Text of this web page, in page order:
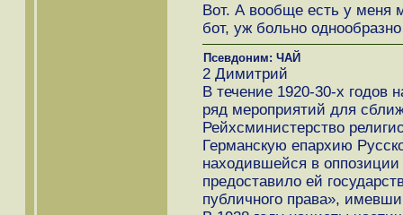
Вот. А вообще есть у меня
бот, уж больно
Псевдоним: ЧАЙ
2 Димитрий
В течение 1920-30-х годов
ряд мероприятий для
Рейхсминистерство
Германскую епархию
находившейся в
предоставило ей
публичного права»,